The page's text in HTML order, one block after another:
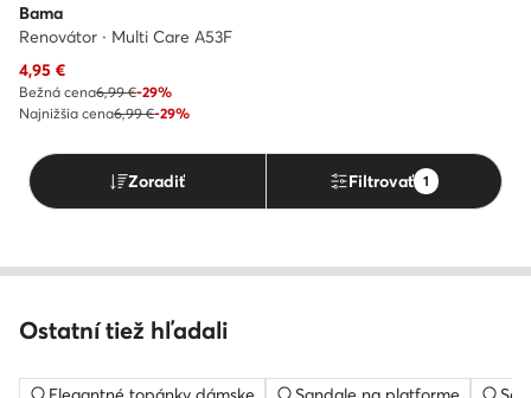
Bama
Renovátor · Multi Care A53F
Aktuálna cena
4,95 €
Bežná cena6,99 €-29%
Najnižšia cena6,99 €-29%
Zoradiť Filtrovať 1
Ostatní tiež hľadali